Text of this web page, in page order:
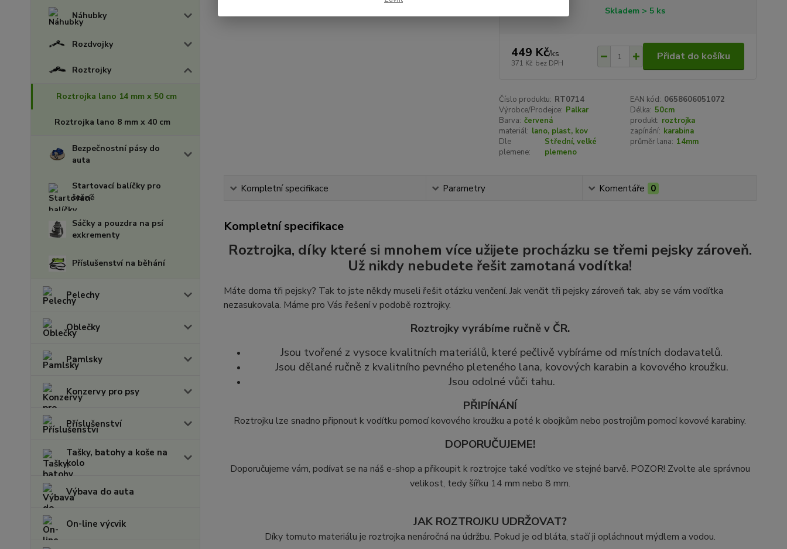
Náhubky
Rozdvojky
Roztrojky
Roztrojka lano 14 mm x 50 cm
Roztrojka lano 8 mm x 40 cm
Bezpečnostní pásy do
auta
Startovací balíčky pro
štěně
Sáčky a pouzdra na psí
exkrementy
Příslušenství na běhání
Pelechy
Oblečky
Pamlsky
Konzervy pro psy
Příslušenství
Tašky, batohy a koše na
kolo
Výbava do auta
On-line výcvik
Skladem > 5 ks
449 Kč/ks
371 Kč bez DPH
Přidat do košíku
Číslo produktu: RT0714 EAN kód: 0658606051072
Výrobce/Prodejce: Palkar Délka: 50cm
Barva: červená produkt: roztrojka
materiál: lano, plast, kov zapínání: karabina
Dle
plemene:
Střední, velké
plemeno
průměr lana: 14mm
Kompletní specifikace Parametry Komentáře 0
Kompletní specifikace
Roztrojka, díky které si mnohem více užijete procházku se třemi pejsky zároveň.
Už nikdy nebudete řešit zamotaná vodítka!
Máte doma tři pejsky? Tak to jste někdy museli řešit otázku venčení. Jak venčit tři pejsky zároveň tak, aby se vám vodítka
nezasukovala. Máme pro Vás řešení v podobě roztrojky.
Roztrojky vyrábíme ručně v ČR.
Jsou tvořené z vysoce kvalitních materiálů, které pečlivě vybíráme od místních dodavatelů.
Jsou dělané ručně z kvalitního pevného pleteného lana, kovových karabin a kovového kroužku.
Jsou odolné vůči tahu.
PŘIPÍNÁNÍ
Roztrojku lze snadno připnout k vodítku pomocí kovového kroužku a poté k obojkům nebo postrojům pomocí kovové karabiny.
DOPORUČUJEME!
Doporučujeme vám, podívat se na náš e-shop a přikoupit k roztrojce také vodítko ve stejné barvě. POZOR! Zvolte ale správnou
velikost, tedy šířku 14 mm nebo 8 mm.
JAK ROZTROJKU UDRŽOVAT?
Díky tomuto materiálu je roztrojka nenáročná na údržbu. Pokud je od bláta, stačí ji opláchnout mýdlem a vodou.